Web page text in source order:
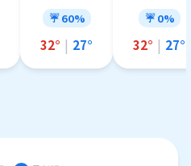
☔ 60%
32° | 27°
☔ 0%
32° | 27°